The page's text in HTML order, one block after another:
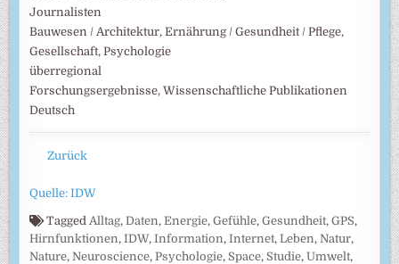
Journalisten
Bauwesen / Architektur, Ernährung / Gesundheit / Pflege,
Gesellschaft, Psychologie
überregional
Forschungsergebnisse, Wissenschaftliche Publikationen
Deutsch
Zurück
Quelle: IDW
Tagged Alltag, Daten,Energie,Gefühle,Gesundheit,GPS,
Hirnfunktionen,IDW,Information,Internet,Leben, Natur,
Nature, Neuroscience, Psychologie, Space, Studie,Umwelt,